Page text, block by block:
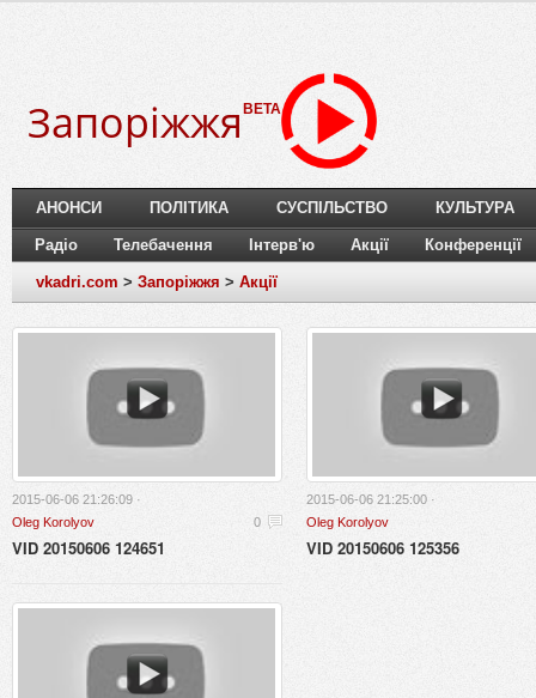
Запоріжжя BETA
АНОНСИ ПОЛІТИКА СУСПІЛЬСТВО КУЛЬТУРА
Радіо Телебачення Інтерв'ю Акції Конференції
vkadri.com > Запоріжжя > Акції
2015-06-06 21:26:09 ·
Oleg Korolyov
0
VID 20150606 124651
2015-06-06 21:25:00 ·
Oleg Korolyov
VID 20150606 125356